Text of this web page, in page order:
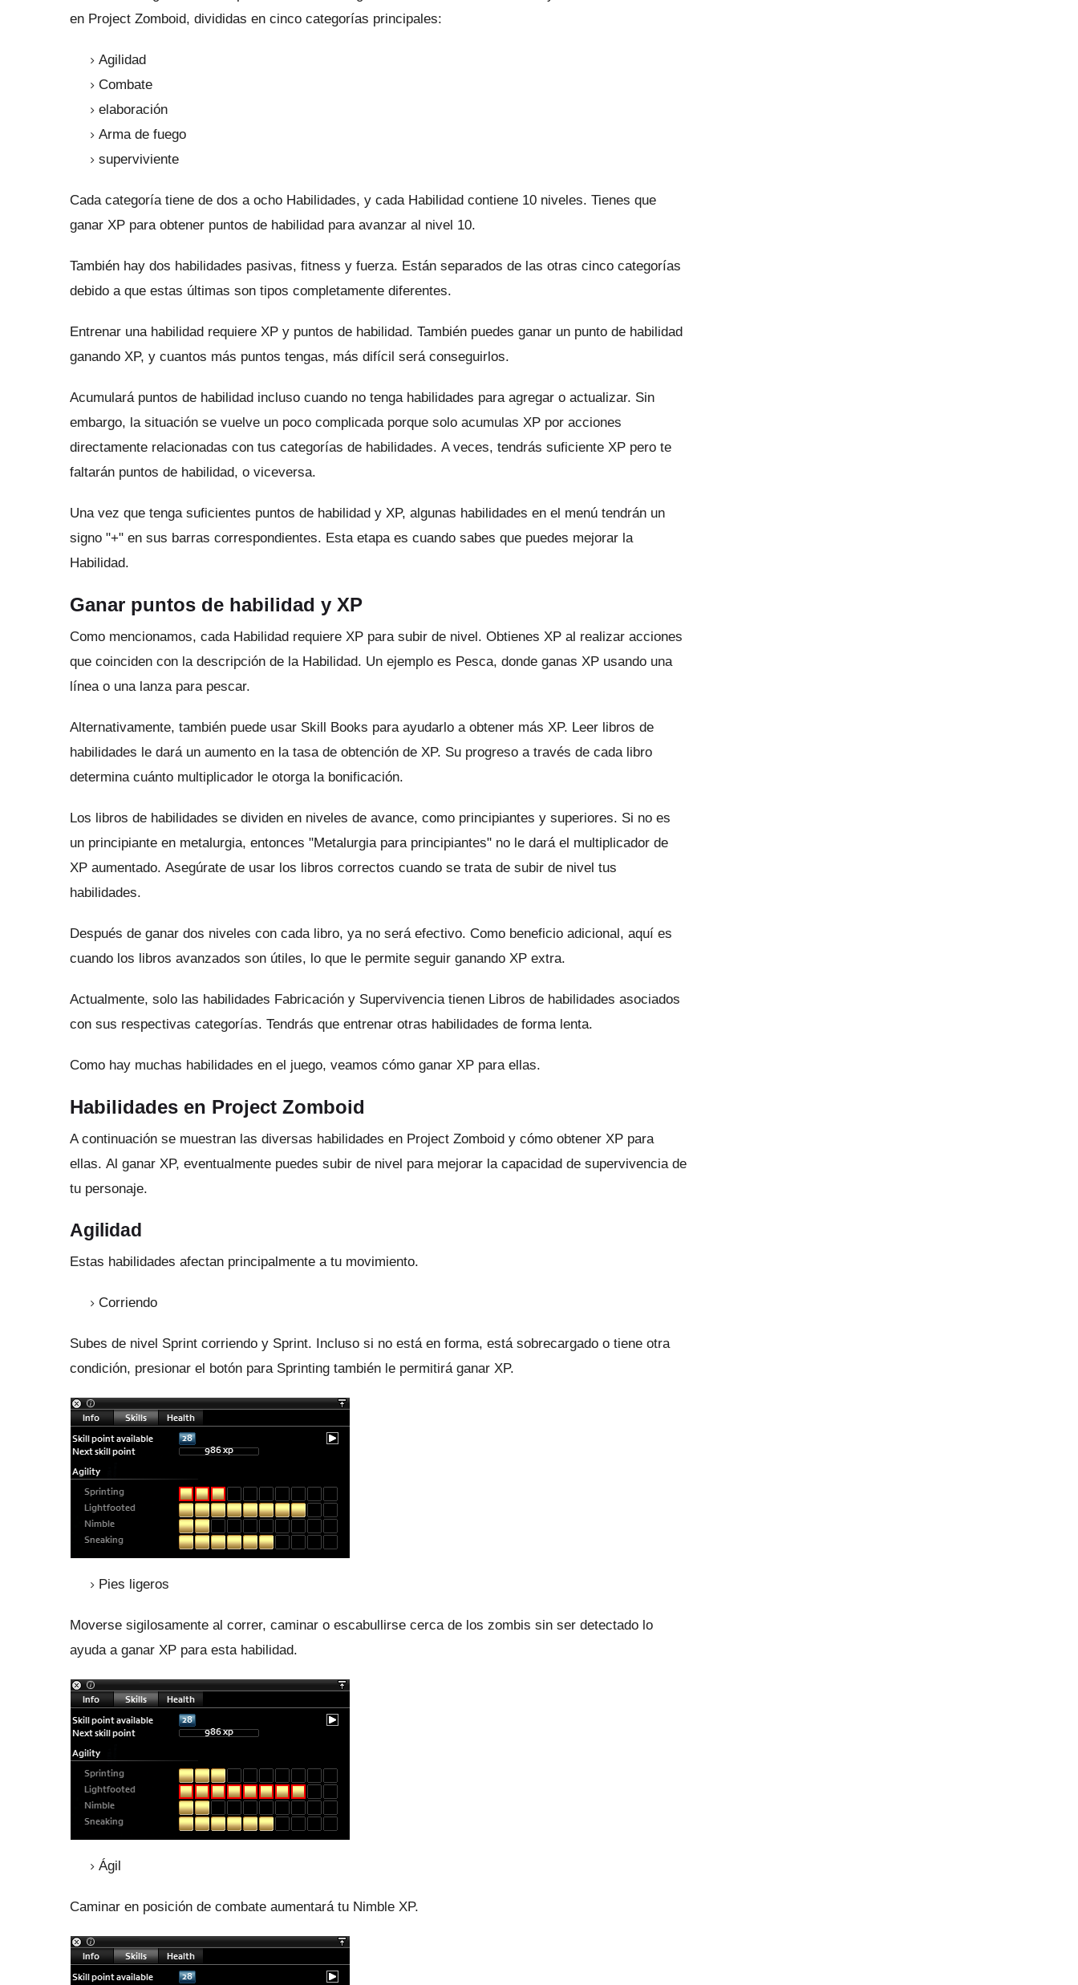
en Project Zomboid, divididas en cinco categorías principales:
Agilidad
Combate
elaboración
Arma de fuego
superviviente
Cada categoría tiene de dos a ocho Habilidades, y cada Habilidad contiene 10 niveles. Tienes que
ganar XP para obtener puntos de habilidad para avanzar al nivel 10.
También hay dos habilidades pasivas, fitness y fuerza. Están separados de las otras cinco categorías
debido a que estas últimas son tipos completamente diferentes.
Entrenar una habilidad requiere XP y puntos de habilidad. También puedes ganar un punto de habilidad
ganando XP, y cuantos más puntos tengas, más difícil será conseguirlos.
Acumulará puntos de habilidad incluso cuando no tenga habilidades para agregar o actualizar. Sin
embargo, la situación se vuelve un poco complicada porque solo acumulas XP por acciones
directamente relacionadas con tus categorías de habilidades. A veces, tendrás suficiente XP pero te
faltarán puntos de habilidad, o viceversa.
Una vez que tenga suficientes puntos de habilidad y XP, algunas habilidades en el menú tendrán un
signo "+" en sus barras correspondientes. Esta etapa es cuando sabes que puedes mejorar la
Habilidad.
Ganar puntos de habilidad y XP
Como mencionamos, cada Habilidad requiere XP para subir de nivel. Obtienes XP al realizar acciones
que coinciden con la descripción de la Habilidad. Un ejemplo es Pesca, donde ganas XP usando una
línea o una lanza para pescar.
Alternativamente, también puede usar Skill Books para ayudarlo a obtener más XP. Leer libros de
habilidades le dará un aumento en la tasa de obtención de XP. Su progreso a través de cada libro
determina cuánto multiplicador le otorga la bonificación.
Los libros de habilidades se dividen en niveles de avance, como principiantes y superiores. Si no es
un principiante en metalurgia, entonces "Metalurgia para principiantes" no le dará el multiplicador de
XP aumentado. Asegúrate de usar los libros correctos cuando se trata de subir de nivel tus
habilidades.
Después de ganar dos niveles con cada libro, ya no será efectivo. Como beneficio adicional, aquí es
cuando los libros avanzados son útiles, lo que le permite seguir ganando XP extra.
Actualmente, solo las habilidades Fabricación y Supervivencia tienen Libros de habilidades asociados
con sus respectivas categorías. Tendrás que entrenar otras habilidades de forma lenta.
Como hay muchas habilidades en el juego, veamos cómo ganar XP para ellas.
Habilidades en Project Zomboid
A continuación se muestran las diversas habilidades en Project Zomboid y cómo obtener XP para
ellas. Al ganar XP, eventualmente puedes subir de nivel para mejorar la capacidad de supervivencia de
tu personaje.
Agilidad
Estas habilidades afectan principalmente a tu movimiento.
Corriendo
Subes de nivel Sprint corriendo y Sprint.
Incluso si no está en forma, está sobrecargado o tiene otra
condición, presionar el botón para Sprinting también le permitirá ganar XP.
Pies ligeros
Moverse sigilosamente al correr, caminar o escabullirse cerca de los zombis sin ser detectado lo
ayuda a ganar XP para esta habilidad.
Ágil
Caminar en posición de combate aumentará tu Nimble XP.